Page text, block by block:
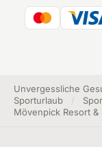
Unvergessliche
Sporturlaub
Mövenpick Resort &